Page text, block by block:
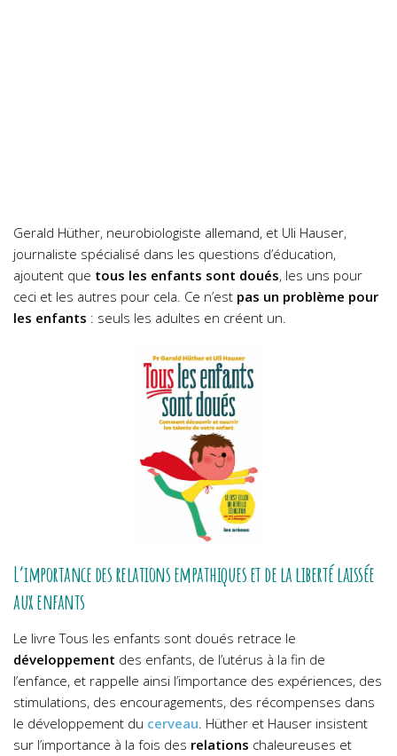
Gerald Hüther, neurobiologiste allemand, et Uli Hauser,
journaliste spécialisé dans les questions d’éducation,
ajoutent que tous les enfants sont doués, les uns pour
ceci et les autres pour cela. Ce n’est pas un problème pour
les enfants : seuls les adultes en créent un.
L’importance des relations empathiques et de la liberté laissée
aux enfants
Le livre Tous les enfants sont doués retrace le
développement des enfants, de l’utérus à la fin de
l’enfance, et rappelle ainsi l’importance des expériences, des
stimulations, des encouragements, des récompenses dans
le développement du cerveau. Hüther et Hauser insistent
sur l’importance à la fois des relations chaleureuses et